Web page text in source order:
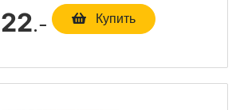
.- Купить